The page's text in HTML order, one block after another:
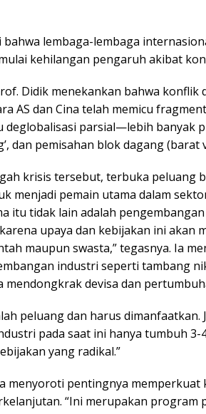
bahwa lembaga-lembaga
kehilangan pengaruh akibat
Didik menekankan bahwa konflik
AS dan Cina telah memicu
deglobalisasi parsial—lebih banyak
dan pemisahan blok dagang (barat
krisis tersebut, terbuka peluang
menjadi pemain utama dalam
itu tidak lain adalah
upaya dan kebijakan ini akan
maupun swasta,” tegasnya. Ia
industri seperti tambang
mendongkrak devisa dan
peluang dan harus dimanfaatkan.
pada saat ini hanya tumbuh 3-
yang radikal.”
menyoroti pentingnya memperkuat
“Ini merupakan program